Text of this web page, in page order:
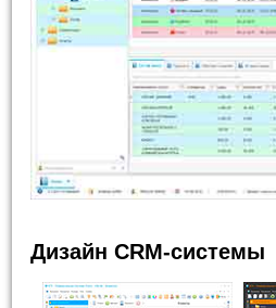
Дизайн CRM-системы